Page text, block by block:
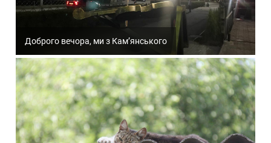
Доброго вечора, ми з Кам’янського